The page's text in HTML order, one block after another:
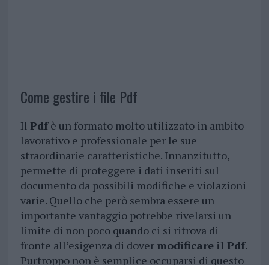
Come gestire i file Pdf
Il Pdfè un formato molto utilizzato in ambito
lavorativo e professionale per le sue
straordinarie caratteristiche. Innanzitutto,
permette di proteggere i dati inseriti sul
documento da possibili modifiche e violazioni
varie. Quello che però sembra essere un
importante vantaggio potrebbe rivelarsi un
limite di non poco quando ci si ritrova di
fronte all’esigenza di dover modificare il Pdf.
Purtroppo non è semplice occuparsi di questo